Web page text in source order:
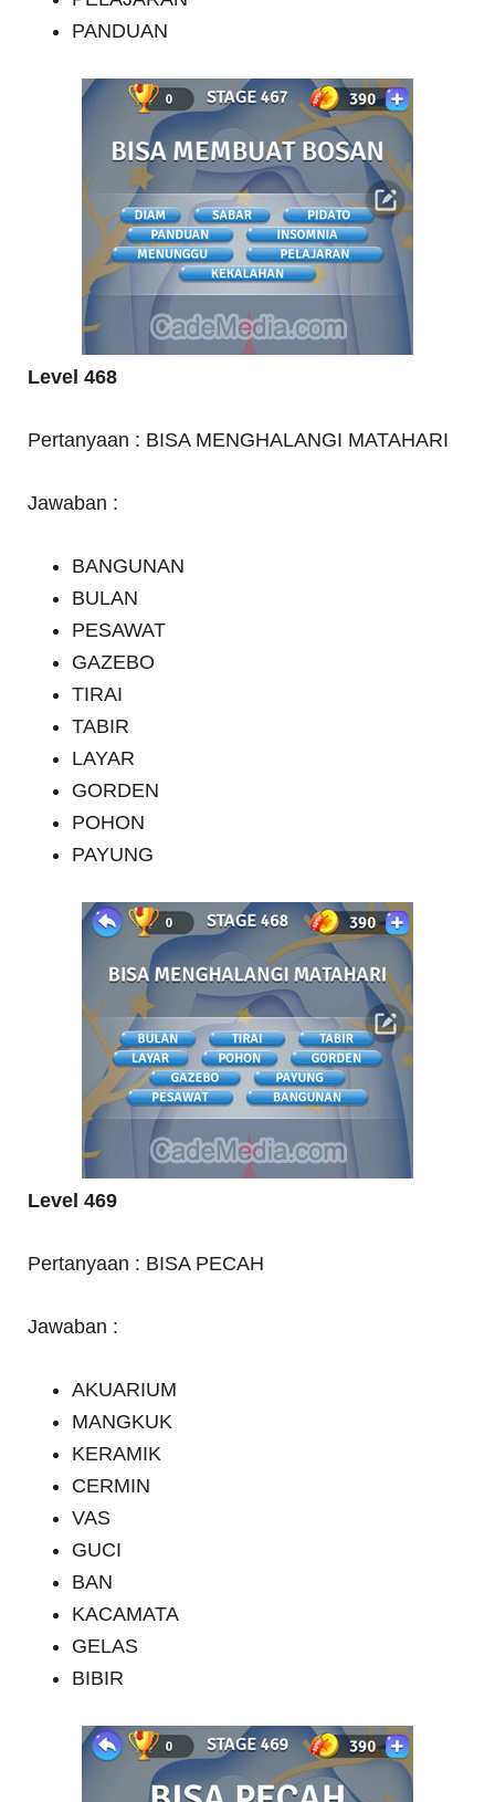
PANDUAN
Level 468
Pertanyaan : BISA MENGHALANGI MATAHARI
Jawaban :
BANGUNAN
BULAN
PESAWAT
GAZEBO
TIRAI
TABIR
LAYAR
GORDEN
POHON
PAYUNG
Level 469
Pertanyaan : BISA PECAH
Jawaban :
AKUARIUM
MANGKUK
KERAMIK
CERMIN
VAS
GUCI
BAN
KACAMATA
GELAS
BIBIR